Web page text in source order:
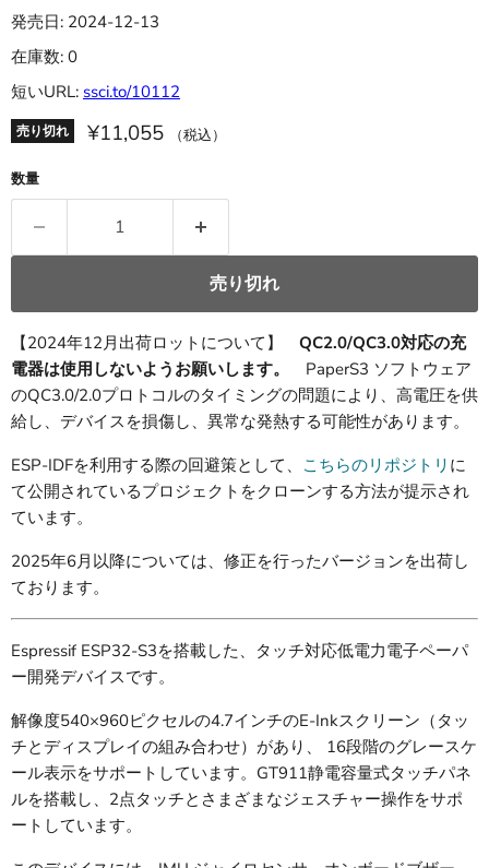
発売日: 2024-12-13
在庫数: 0
短いURL: ssci.to/10112
売り切れ ¥11,055 （税込）
数量
売り切れ
【2024年12月出荷ロットについて】 QC2.0/QC3.0対応の充
電器は使用しないようお願いします。
PaperS3 ソフトウェア
のQC3.0/2.0プロトコルのタイミングの問題により、高電圧を供
給し、デバイスを損傷し、異常な発熱する可能性があります。
ESP-IDFを利用する際の回避策として、 こちらのリポジトリ に
て公開されているプロジェクトをクローンする方法が提示され
ています。
2025年6月以降については、修正を行ったバージョンを出荷し
ております。
Espressif ESP32-S3を搭載した、タッチ対応低電力電子ペーパ
ー開発デバイスです。
解像度540×960ピクセルの4.7インチのE-Inkスクリーン（タッ
チとディスプレイの組み合わせ）があり、 16段階のグレースケ
ール表示をサポートしています。GT911静電容量式タッチパネ
ルを搭載し、2点タッチとさまざまなジェスチャー操作をサポ
ートしています。